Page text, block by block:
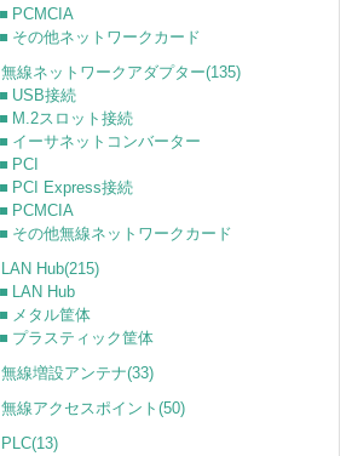
PCMCIA
その他ネットワークカード
無線ネットワークアダプター(135)
USB接続
M.2スロット接続
イーサネットコンバーター
PCI
PCI Express接続
PCMCIA
その他無線ネットワークカード
LAN Hub(215)
LAN Hub
メタル筐体
プラスティック筐体
無線増設アンテナ(33)
無線アクセスポイント(50)
PLC(13)